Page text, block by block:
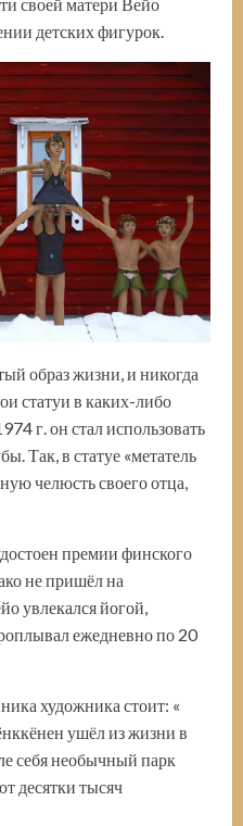
детских фигурок.
образ жизни, и никогда
статуи в каких-либо
г. он стал использовать
Так, в статуе «метатель
челюсть своего отца,
премии финского
не пришёл на
увлекался йогой,
ежедневно по 20
художника стоит: «
ушёл из жизни в
себя необычный парк
десятки тысяч